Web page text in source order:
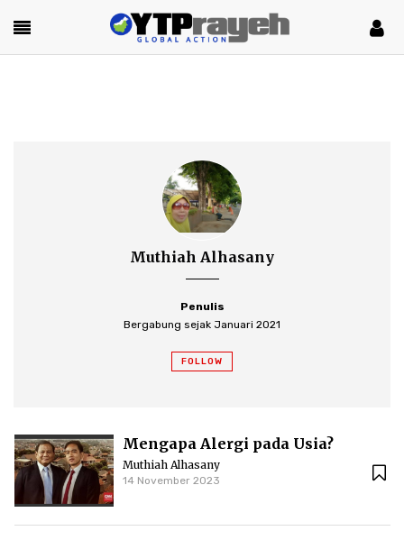
Muthiah Alhasany
Penulis
Bergabung sejak Januari 2021
FOLLOW
Mengapa Alergi pada Usia?
Muthiah Alhasany
14 November 2023